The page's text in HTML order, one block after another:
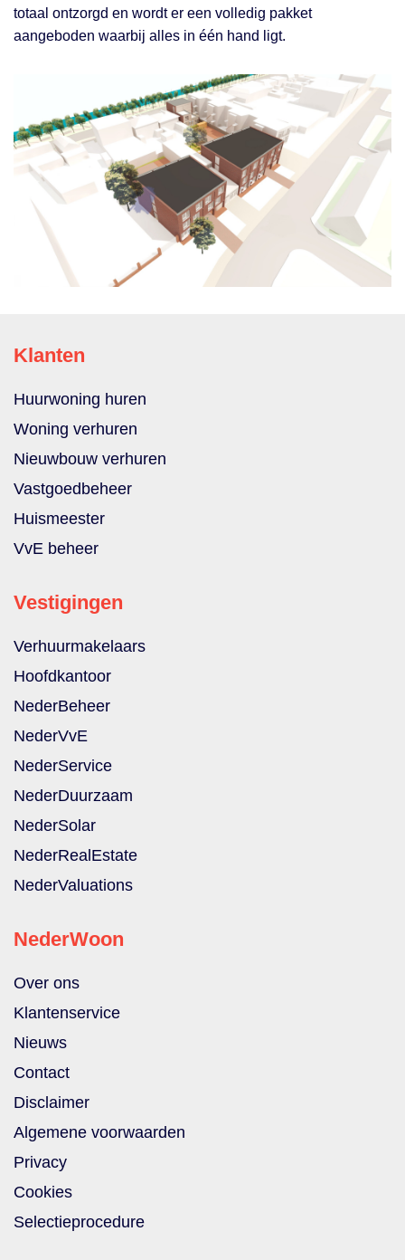
totaal ontzorgd en wordt er een volledig pakket
aangeboden waarbij alles in één hand ligt.
Klanten
Huurwoning huren
Woning verhuren
Nieuwbouw verhuren
Vastgoedbeheer
Huismeester
VvE beheer
Vestigingen
Verhuurmakelaars
Hoofdkantoor
NederBeheer
NederVvE
NederService
NederDuurzaam
NederSolar
NederRealEstate
NederValuations
NederWoon
Over ons
Klantenservice
Nieuws
Contact
Disclaimer
Algemene voorwaarden
Privacy
Cookies
Selectieprocedure